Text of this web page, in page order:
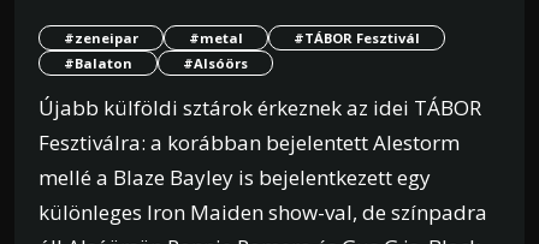
#zeneipar #metal
#TÁBOR Fesztivál
#Balaton
#Alsóörs
Újabb külföldi sztárok érkeznek az idei TÁBOR
Fesztiválra: a korábban bejelentett Alestorm
mellé a Blaze Bayley is bejelentkezett egy
különleges Iron Maiden show-val, de színpadra